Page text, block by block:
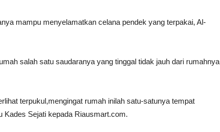
mampu menyelamatkan celana pendek yang terpakai, Al-
salah satu saudaranya yang tinggal tidak jauh dari rumahnya
terpukul,mengingat rumah inilah satu-satunya tempat
Kades Sejati kepada Riausmart.com.